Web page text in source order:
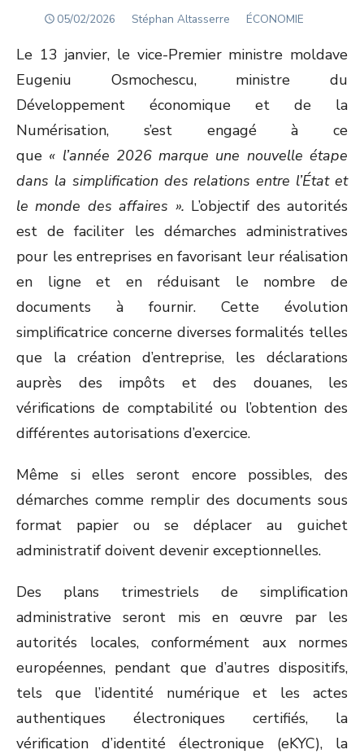
POSTED
05/02/2026 Author
Stéphan Altasserre ÉCONOMIE
Le 13 janvier, le vice-Premier ministre moldave
Eugeniu Osmochescu, ministre du
Développement économique et de la
Numérisation, s’est engagé à ce
que « l’année 2026 marque une nouvelle étape
dans la simplification des relations entre l’État et
le monde des affaires ». L’objectif des autorités
est de faciliter les démarches administratives
pour les entreprises en favorisant leur réalisation
en ligne et en réduisant le nombre de
documents à fournir. Cette évolution
simplificatrice concerne diverses formalités telles
que la création d’entreprise, les déclarations
auprès des impôts et des douanes, les
vérifications de comptabilité ou l’obtention des
différentes autorisations d’exercice.
Même si elles seront encore possibles, des
démarches comme remplir des documents sous
format papier ou se déplacer au guichet
administratif doivent devenir exceptionnelles.
Des plans trimestriels de simplification
administrative seront mis en œuvre par les
autorités locales, conformément aux normes
européennes, pendant que d’autres dispositifs,
tels que l’identité numérique et les actes
authentiques électroniques certifiés, la
vérification d’identité électronique (eKYC), la